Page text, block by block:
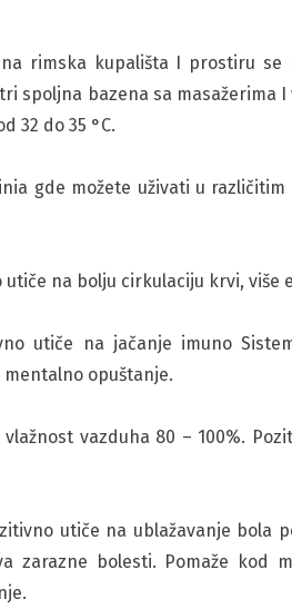
rimska kupališta I prostiru se
spoljna bazena sa masažerima
32 do 35 °C.
gde možete uživati u
utiče na bolju cirkulaciju krvi, više
utiče na jačanje imuno
opuštanje.
vazduha 80 – 100%.
utiče na ublažavanje bola
zarazne bolesti. Pomaže kod